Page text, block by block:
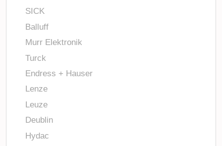
SICK
Balluff
Murr Elektronik
Turck
Endress + Hauser
Lenze
Leuze
Deublin
Hydac